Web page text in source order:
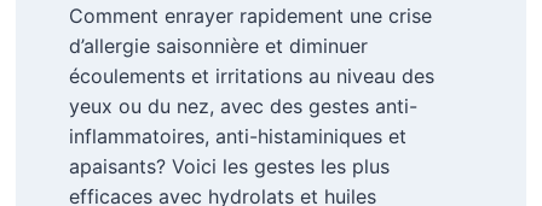
Comment enrayer rapidement une crise
d’allergie saisonnière et diminuer
écoulements et irritations au niveau des
yeux ou du nez, avec des gestes anti-
inflammatoires, anti-histaminiques et
apaisants? Voici les gestes les plus
efficaces avec hydrolats et huiles